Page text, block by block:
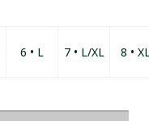
6 • L 7 • L/XL 8 •